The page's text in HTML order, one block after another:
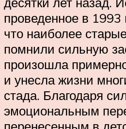
проведенное в 1993
что наиболее
помнили сильную
произошла
и унесла жизни
стада. Благодаря
эмоциональным